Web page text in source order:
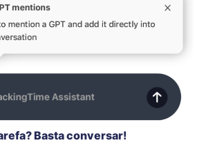
Basta conversar!